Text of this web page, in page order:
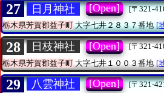
27 日月神社 [Open]
[〒321-
栃木県芳賀郡益子町大字七井２８３７番地 [
28 日枝神社 [Open]
[〒321-
栃木県芳賀郡益子町 大字七井１００３番地 [
29 八雲神社 [Open]
[〒321-